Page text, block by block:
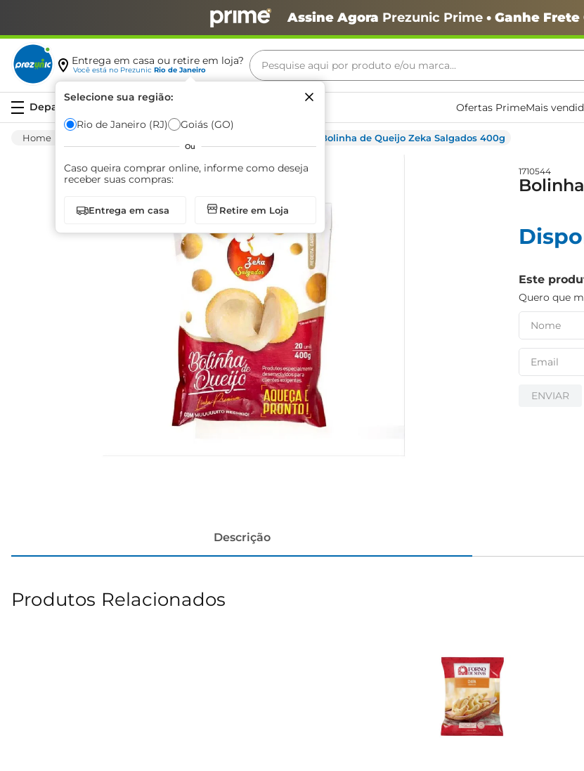
Assine Agora Prezunic Prime• Ganhe Frete
Entrega em casa ou retire em loja?
Você está no Prezunic Rio de Janeiro
Selecione sua região:
Rio de Janeiro (RJ) Goiás (GO)
Ou
Caso queira comprar online, informe como deseja
receber suas compras:
Entrega em casa Retire em Loja
Pesquise aqui por produto e/ou marca...
Ofertas PrimeMais
Bolinha de Queijo Zeka Salgados 400g
1710544
Este
Quero que
ENVIAR
Descrição
Produtos Relacionados
Termos mais buscados
café
azeite
biscoito
iogurte
papel higiênico
cerveja